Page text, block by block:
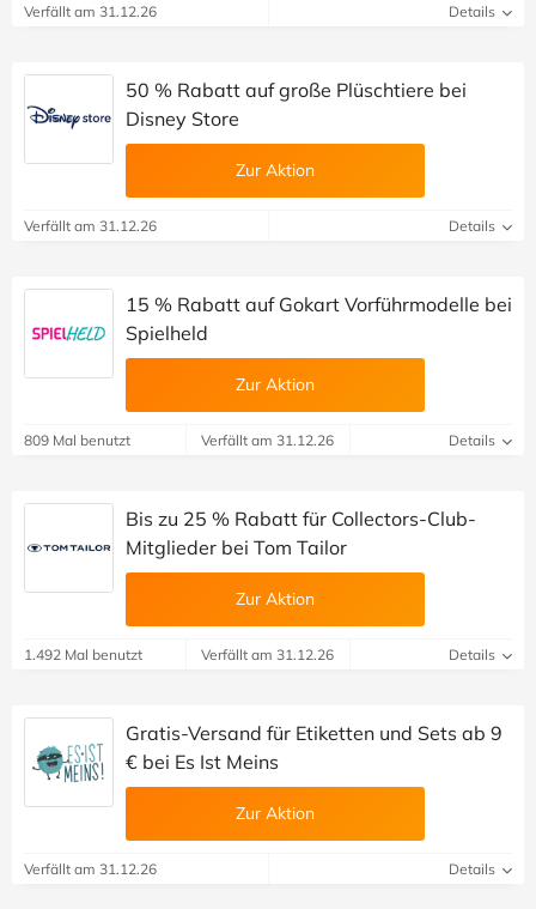
Verfällt am 31.12.26 Details
50 % Rabatt auf große Plüschtiere bei
Disney Store
Zur Aktion
Verfällt am 31.12.26 Details
15 % Rabatt auf Gokart Vorführmodelle bei
Spielheld
Zur Aktion
809 Mal benutzt Verfällt am 31.12.26 Details
Bis zu 25 % Rabatt für Collectors-Club-
Mitglieder bei Tom Tailor
Zur Aktion
1.492 Mal benutzt Verfällt am 31.12.26 Details
Gratis-Versand für Etiketten und Sets ab 9
€ bei Es Ist Meins
Zur Aktion
Verfällt am 31.12.26 Details